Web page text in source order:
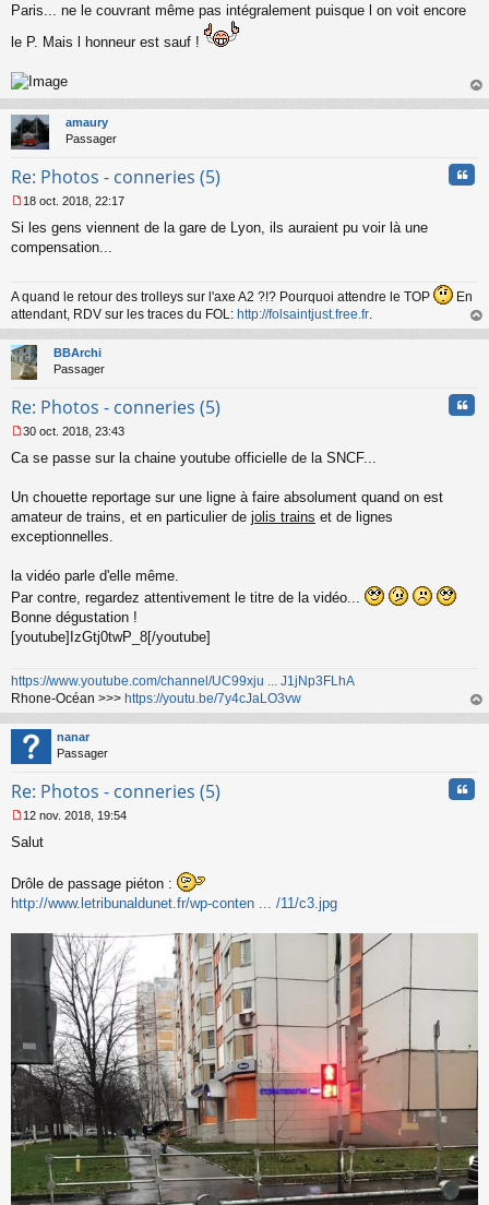
o
Paris... ne le couvrant même pas intégralement puisque l on voit encore
le P. Mais l honneur est sauf !
au
amaury
Passager
Re: Photos - conneries (5)
s
g
e
n
o
n
l
18 oct. 2018, 22:17
Si les gens viennent de la gare de Lyon, ils auraient pu voir là une
compensation...
A quand le retour des trolleys sur l'axe A2 ?!? Pourquoi attendre le TOP
En
attendant, RDV sur les traces du FOL: http://folsaintjust.free.fr.
au
BBArchi
Passager
Re: Photos - conneries (5)
e
s
g
e
o
l
u
30 oct. 2018, 23:43
Ca se passe sur la chaine youtube officielle de la SNCF...
Un chouette reportage sur une ligne à faire absolument quand on est
amateur de trains, et en particulier de jolis trains et de lignes
exceptionnelles.
la vidéo parle d'elle même.
Par contre, regardez attentivement le titre de la vidéo...
Bonne dégustation !
[youtube]IzGtj0twP_8[/youtube]
https://www.youtube.com/channel/UC99xju ... J1jNp3FLhA
Rhone-Océan >>> https://youtu.be/7y4cJaLO3vw
au
nanar
Passager
Re: Photos - conneries (5)
e
s
a
g
12 nov. 2018, 19:54
Salut
Drôle de passage piéton :
http://www.letribunaldunet.fr/wp-conten ... /11/c3.jpg